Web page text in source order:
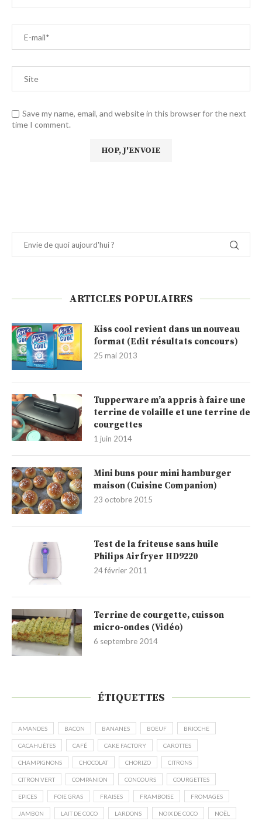
Save my name, email, and website in this browser for the next
time I comment.
ARTICLES POPULAIRES
Kiss cool revient dans un nouveau
format (Edit résultats concours)
25 mai 2013
Tupperware m’a appris à faire une
terrine de volaille et une terrine de
courgettes
1 juin 2014
Mini buns pour mini hamburger
maison (Cuisine Companion)
23 octobre 2015
Test de la friteuse sans huile
Philips Airfryer HD9220
24 février 2011
Terrine de courgette, cuisson
micro-ondes (Vidéo)
6 septembre 2014
ÉTIQUETTES
AMANDES BACON BANANES BOEUF BRIOCHE
CACAHUÈTES CAFÉ CAKE FACTORY CAROTTES
CHAMPIGNONS CHOCOLAT CHORIZO CITRONS
CITRON VERT COMPANION CONCOURS COURGETTES
EPICES FOIE GRAS FRAISES FRAMBOISE FROMAGES
JAMBON LAIT DE COCO LARDONS NOIX DE COCO NOËL